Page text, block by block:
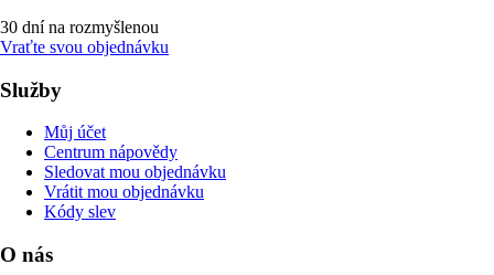
30 dní na rozmyšlenou
Vraťte svou objednávku
Služby
Můj účet
Centrum nápovědy
Sledovat mou objednávku
Vrátit mou objednávku
Kódy slev
O nás